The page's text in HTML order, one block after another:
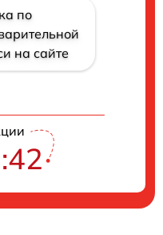
по
на сайте